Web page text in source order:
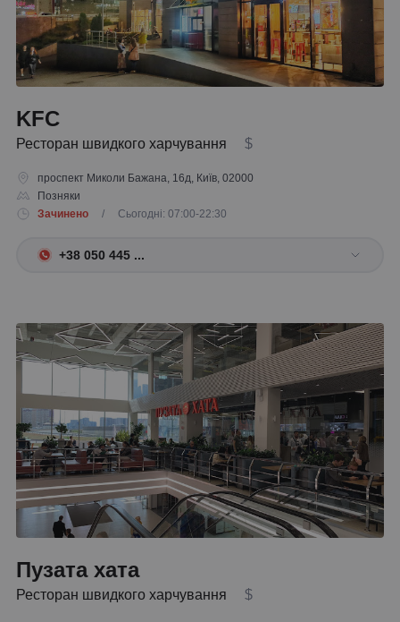
KFC
Ресторан швидкого харчування $
проспект Миколи Бажана, 16д, Київ, 02000
Позняки
Зачинено
/ Сьогодні: 07:00-22:30
+38 050 445 ...
Пузата хата
Ресторан швидкого харчування $